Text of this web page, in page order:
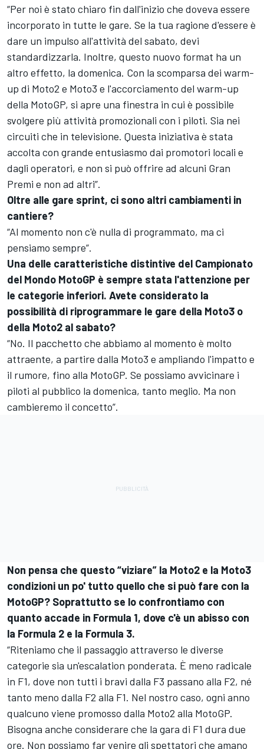
“Per noi è stato chiaro fin dall'inizio che doveva essere
incorporato in tutte le gare. Se la tua ragione d'essere è
dare un impulso all'attività del sabato, devi
standardizzarla. Inoltre, questo nuovo format ha un
altro effetto, la domenica. Con la scomparsa dei warm-
up di Moto2 e Moto3 e l'accorciamento del warm-up
della MotoGP, si apre una finestra in cui è possibile
svolgere più attività promozionali con i piloti. Sia nei
circuiti che in televisione. Questa iniziativa è stata
accolta con grande entusiasmo dai promotori locali e
dagli operatori, e non si può offrire ad alcuni Gran
Premi e non ad altri”.
Oltre alle gare sprint, ci sono altri cambiamenti in
cantiere?
“Al momento non c'è nulla di programmato, ma ci
pensiamo sempre”.
Una delle caratteristiche distintive del Campionato
del Mondo MotoGP è sempre stata l'attenzione per
le categorie inferiori. Avete considerato la
possibilità di riprogrammare le gare della Moto3 o
della Moto2 al sabato?
“No. Il pacchetto che abbiamo al momento è molto
attraente, a partire dalla Moto3 e ampliando l'impatto e
il rumore, fino alla MotoGP. Se possiamo avvicinare i
piloti al pubblico la domenica, tanto meglio. Ma non
cambieremo il concetto”.
Non pensa che questo “viziare” la Moto2 e la Moto3
condizioni un po' tutto quello che si può fare con la
MotoGP? Soprattutto se lo confrontiamo con
quanto accade in Formula 1, dove c'è un abisso con
la Formula 2 e la Formula 3.
“Riteniamo che il passaggio attraverso le diverse
categorie sia un'escalation ponderata. È meno radicale
in F1, dove non tutti i bravi dalla F3 passano alla F2, né
tanto meno dalla F2 alla F1. Nel nostro caso, ogni anno
qualcuno viene promosso dalla Moto2 alla MotoGP.
Bisogna anche considerare che la gara di F1 dura due
ore. Non possiamo far venire gli spettatori che amano